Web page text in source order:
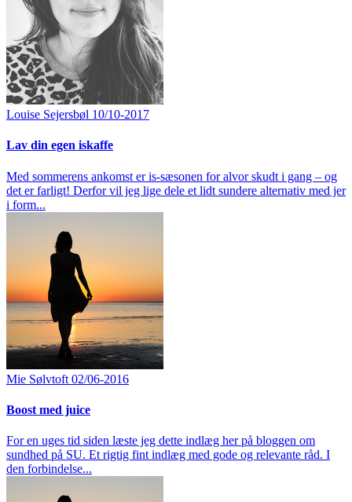
Louise Sejersbøl 10/10-2017
Lav din egen iskaffe
Med sommerens ankomst er is-sæsonen for alvor skudt i gang – og
det er farligt! Derfor vil jeg lige dele et lidt sundere alternativ med jer
i form...
Mie Sølvtoft 02/06-2016
Boost med juice
For en uges tid siden læste jeg dette indlæg her på bloggen om
sundhed på SU. Et rigtig fint indlæg med gode og relevante råd. I
den forbindelse...